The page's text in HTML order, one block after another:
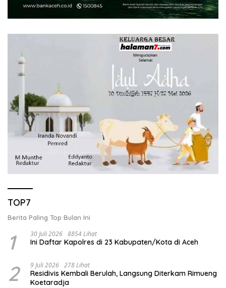
TOP7
Berita Paling Top Bulan Ini
1 30 Juli 2026 8854 Lihat
Ini Daftar Kapolres di 23 Kabupaten/Kota di Aceh
2 9 Juli 2026 278 Lihat
Residivis Kembali Berulah, Langsung Diterkam Rimueng
Koetaradja